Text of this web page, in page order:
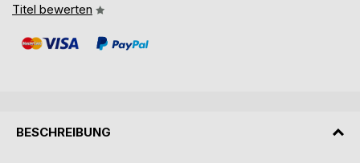
Titel bewerten
BESCHREIBUNG